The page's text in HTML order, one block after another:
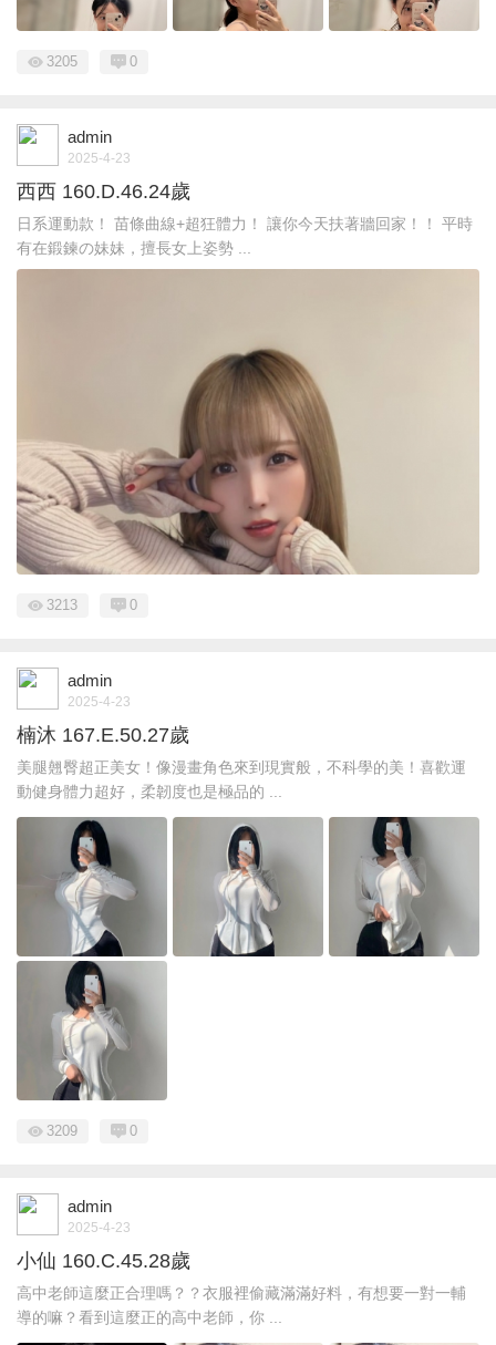
3205 0
admin
2025-4-23
西西 160.D.46.24歲
日系運動款！ 苗條曲線+超狂體力！ 讓你今天扶著牆回家！！ 平時
有在鍛鍊の妹妹，擅長女上姿勢 ...
3213 0
admin
2025-4-23
楠沐 167.E.50.27歲
美腿翹臀超正美女！像漫畫角色來到現實般，不科學的美！喜歡運
動健身體力超好，柔韌度也是極品的 ...
3209 0
admin
2025-4-23
小仙 160.C.45.28歲
高中老師這麼正合理嗎？？衣服裡偷藏滿滿好料，有想要一對一輔
導的嘛？看到這麼正的高中老師，你 ...